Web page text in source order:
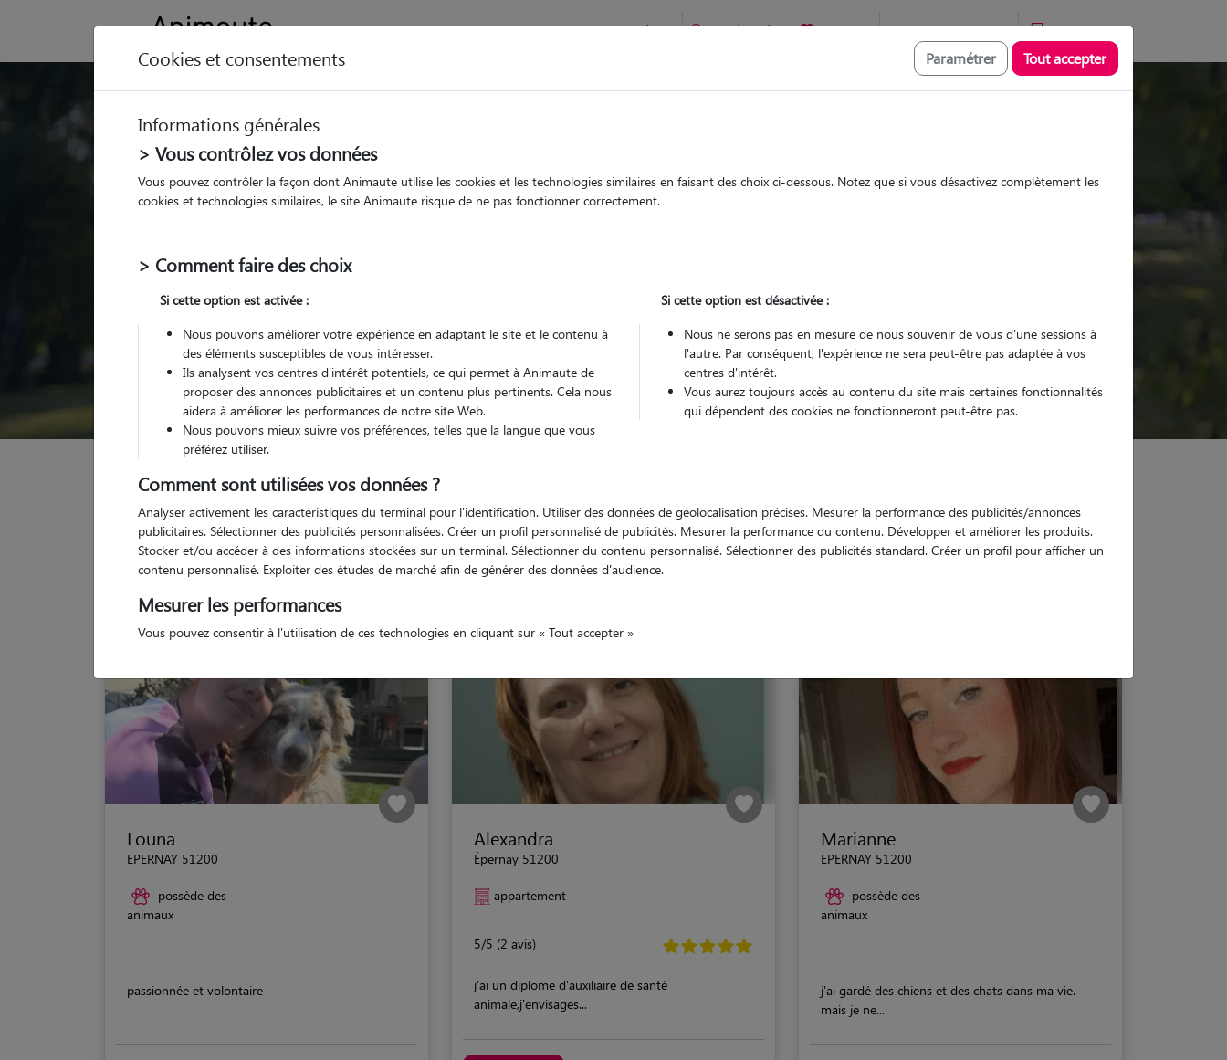
Comment ça marche ? Recherche Favoris Devenir pet sitter Connexion
Trouvez votre gardien idéal !
Parmi nospet sitters vérifiés chez le Pet Sitter
chez le Pet Sitter Visites
Visites
Pour quel animal ?
Trouver mon Pet Sitter
Garde animaux France Grand-Est Marne Épernay
Nos dog sitters à Épernay
Louna
EPERNAY 51200
possède des
animaux
passionnée et volontaire
Alexandra
Épernay 51200
appartement
5/5 (2 avis)
j'ai un diplome d'auxiliaire de santé
animale,j'envisages...
Marianne
EPERNAY 51200
possède des
animaux
j'ai gardé des chiens et des chats dans ma vie.
mais je ne...
Cookies et consentements Paramétrer Tout accepter
Informations générales
> Vous contrôlez vos données
Vous pouvez contrôler la façon dont Animaute utilise les cookies et les technologies similaires en faisant des choix ci-dessous. Notez que si vous désactivez complètement les
cookies et technologies similaires, le site Animaute risque de ne pas fonctionner correctement.
> Comment faire des choix
Si cette option est activée :
Nous pouvons améliorer votre expérience en adaptant le site et le contenu à
des éléments susceptibles de vous intéresser.
Ils analysent vos centres d'intérêt potentiels, ce qui permet à Animaute de
proposer des annonces publicitaires et un contenu plus pertinents. Cela nous
aidera à améliorer les performances de notre site Web.
Nous pouvons mieux suivre vos préférences, telles que la langue que vous
préférez utiliser.
Si cette option est désactivée :
Nous ne serons pas en mesure de nous souvenir de vous d'une sessions à
l'autre. Par conséquent, l'expérience ne sera peut-être pas adaptée à vos
centres d'intérêt.
Vous aurez toujours accès au contenu du site mais certaines fonctionnalités
qui dépendent des cookies ne fonctionneront peut-être pas.
Comment sont utilisées vos données ?
Analyser activement les caractéristiques du terminal pour l'identification. Utiliser des données de géolocalisation précises. Mesurer la performance des publicités/annonces
publicitaires. Sélectionner des publicités personnalisées. Créer un profil personnalisé de publicités. Mesurer la performance du contenu. Développer et améliorer les produits.
Stocker et/ou accéder à des informations stockées sur un terminal. Sélectionner du contenu personnalisé. Sélectionner des publicités standard. Créer un profil pour afficher un
contenu personnalisé. Exploiter des études de marché afin de générer des données d'audience.
Mesurer les performances
Vous pouvez consentir à l'utilisation de ces technologies en cliquant sur « Tout accepter »